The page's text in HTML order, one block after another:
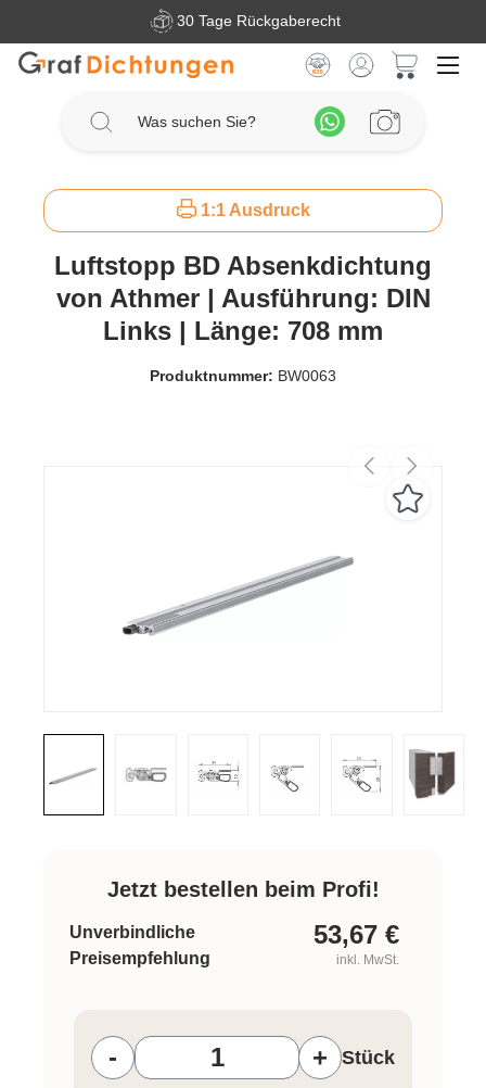
Zum Hauptinhalt springen30 Tage Rückgaberecht
1:1 Ausdruck
Luftstopp BD Absenkdichtung
von Athmer | Ausführung: DIN
Links | Länge: 708 mm
Produktnummer: BW0063
Jetzt bestellen beim Profi!
Unverbindliche
Preisempfehlung
53,67 €
inkl. MwSt.
- + Stück